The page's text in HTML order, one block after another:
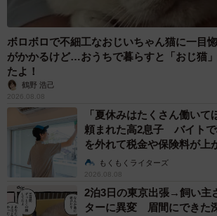
ボロボロで不細工なおじいちゃん猫に一目
がかかるけど…おうちで暮らすと「おじ猫
たよ！
鶴野 浩己
2026.08.08
「夏休みはたくさん働いて
頼まれた高2息子 バイト
を外れて税金や保険料が上
説】もくもくライターズ
2026.08.08
2泊3日の東京出張→飼い主
ターに異変 眉間にできた